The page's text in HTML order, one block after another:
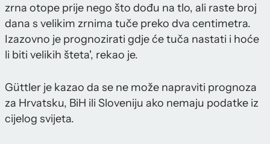
zrna otope prije nego što dođu na tlo, ali raste broj
dana s velikim zrnima tuče preko dva centimetra.
Izazovno je prognozirati gdje će tuča nastati i hoće
li biti velikih šteta', rekao je.
Güttler je kazao da se ne može napraviti prognoza
za Hrvatsku, BiH ili Sloveniju ako nemaju podatke iz
cijelog svijeta.